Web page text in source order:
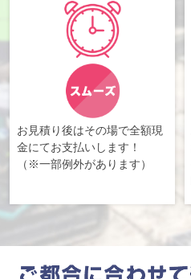
お見積り後はその場で全額現
金にてお支払いします！
（※一部例外があります）